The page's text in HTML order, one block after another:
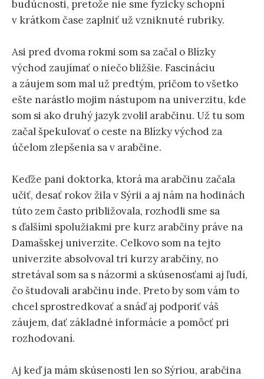
budúcnosti, pretože nie sme fyzicky schopní
v krátkom čase zaplniť už vzniknuté rubriky.
Asi pred dvoma rokmi som sa začal o Blízky
východ zaujímať o niečo bližšie. Fascináciu
a záujem som mal už predtým, pričom to všetko
ešte narástlo mojim nástupom na univerzitu, kde
som si ako druhý jazyk zvolil arabčinu. Už tu som
začal špekulovať o ceste na Blízky východ za
účelom zlepšenia sa v arabčine.
Keďže pani doktorka, ktorá ma arabčinu začala
učiť, desať rokov žila v Sýrii a aj nám na hodinách
túto zem často približovala, rozhodli sme sa
s ďalšími spolužiakmi pre kurz arabčiny práve na
Damašskej univerzite. Celkovo som na tejto
univerzite absolvoval tri kurzy arabčiny, no
stretával som sa s názormi a skúsenosťami aj ľudí,
čo študovali arabčinu inde. Preto by som vám to
chcel sprostredkovať a snáď aj podporiť váš
záujem, dať základné informácie a pomôcť pri
rozhodovaní.
Aj keď ja mám skúsenosti len so Sýriou, arabčina